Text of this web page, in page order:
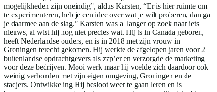
mogelijkheden zijn oneindig”, aldus Karsten, “Er is hier ruimte om
te experimenteren, heb je een idee over wat je wilt proberen, dan ga
je daarmee aan de slag.” Karsten was al langer op zoek naar iets
nieuws, al wist hij nog niet precies wat. Hij is in Canada geboren,
heeft Nederlandse ouders, en is in 2018 met zijn vrouw in
Groningen terecht gekomen. Hij werkte de afgelopen jaren voor 2
buitenlandse opdrachtgevers als zzp’er en verzorgde de marketing
voor deze bedrijven. Mooi werk maar hij voelde zich daardoor ook
weinig verbonden met zijn eigen omgeving, Groningen en de
stadjers. Ontwikkeling Hij besloot weer te gaan leren en is